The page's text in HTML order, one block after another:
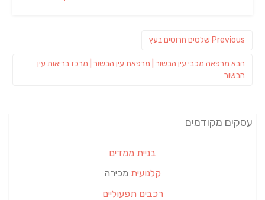
Previous
Previous
שלטים חרוטים בעץ
הבא פוסט
הבא:
מרפאה מכבי עין הבשור | מרפאת עין הבשור | מרכז בריאות עין
הבשור
עסקים מקודמים
בניית ממדים
קלנועית מכירה
רכבים תפעוליים